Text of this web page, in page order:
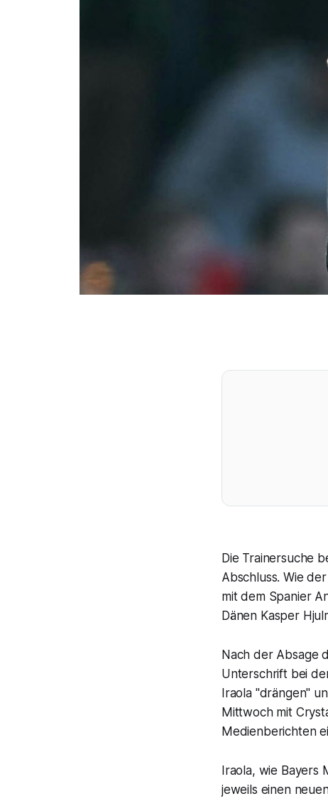
Die Trainersuche
Abschluss. Wie
mit dem Spanier
Dänen Kasper
Nach der Absage
Unterschrift bei
Iraola "drängen"
Mittwoch mit
Medienberichten
Iraola, wie Bayers
jeweils einen